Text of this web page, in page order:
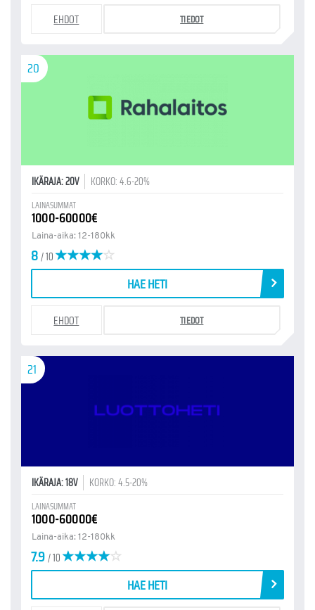
EHDOT TIEDOT
20
IKÄRAJA: 20V KORKO: 4.6-20%
LAINASUMMAT
1000-60000€
Laina-aika: 12-180kk
8/ 10
HAE HETI
EHDOT TIEDOT
21
IKÄRAJA: 18V KORKO: 4.5-20%
LAINASUMMAT
1000-60000€
Laina-aika: 12-180kk
7.9/ 10
HAE HETI